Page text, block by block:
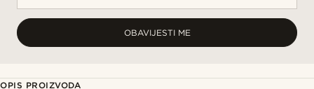
OBAVIJESTI ME
OPIS PROIZVODA